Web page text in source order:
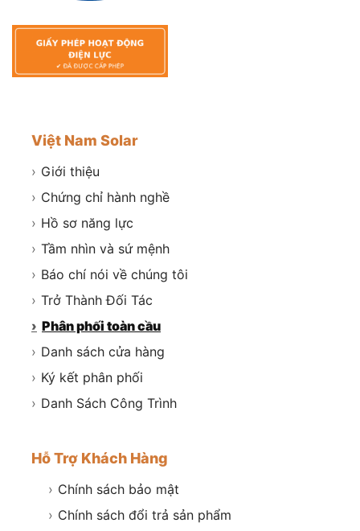
Việt Nam Solar
› Giới thiệu
› Chứng chỉ hành nghề
› Hồ sơ năng lực
› Tầm nhìn và sứ mệnh
› Báo chí nói về chúng tôi
› Trở Thành Đối Tác
› Phân phối toàn cầu
› Danh sách cửa hàng
› Ký kết phân phối
› Danh Sách Công Trình
Hỗ Trợ Khách Hàng
› Chính sách bảo mật
› Chính sách đổi trả sản phẩm